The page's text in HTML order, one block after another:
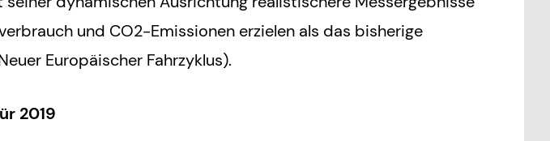
und CO2-Emissionen erzielen als das bisherige
Europäischer Fahrzyklus).
2019